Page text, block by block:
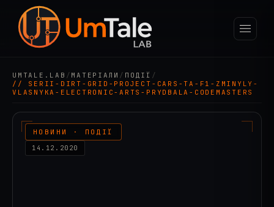
UMTALE.LAB / МАТЕРІАЛИ / ПОДІЇ /
// SERII-DIRT-GRID-PROJECT-CARS-TA-F1-ZMINYLY-
VLASNYKA-ELECTRONIC-ARTS-PRYDBALA-CODEMASTERS
НОВИНИ · ПОДІЇ
14.12.2020